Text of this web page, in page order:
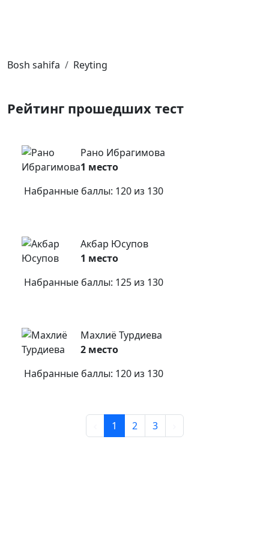
Bosh sahifa Reyting
Рейтинг прошедших тест
Рано Ибрагимова
1 место
Набранные баллы: 120 из 130
Акбар Юсупов
1 место
Набранные баллы: 125 из 130
Махлиё Турдиева
2 место
Набранные баллы: 120 из 130
1 2 3